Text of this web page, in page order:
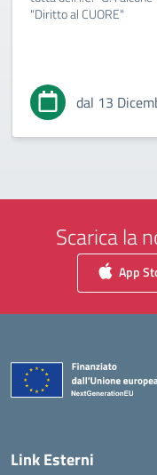
"Diritto al CUORE"
dal 13
Scarica la
App
Link Esterni